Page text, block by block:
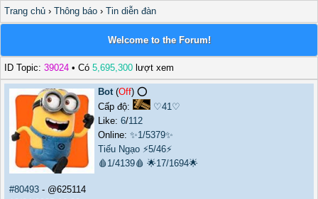
Trang chủ › Thông báo › Tin diễn đàn
Welcome to the Forum!
ID Topic: 39024 • Có 5,695,300 lượt xem
Bot(Off) ⭕️
Cấp độ:
♡41♡
Like: 6/112
Online: ✨1/5379✨
Tiếu Ngạo ⚡5/46⚡
🩸1/4139🩸 🌟17/1694🌟
#80493 - @625114